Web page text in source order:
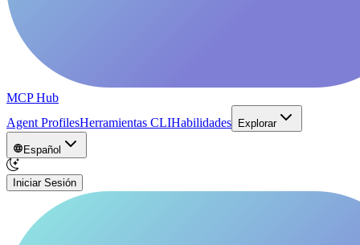
MCP Hub
Agent ProfilesHerramientas CLIHabilidades Explorar
Español
Iniciar Sesión